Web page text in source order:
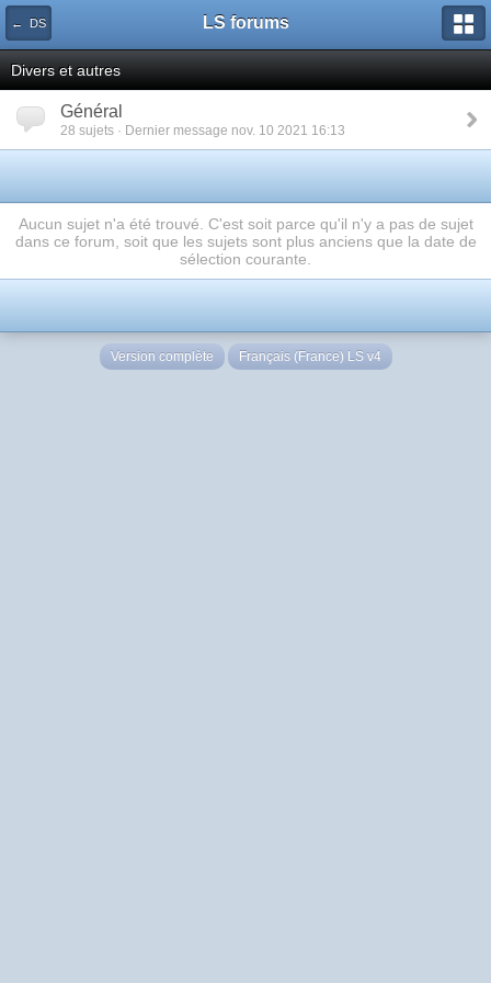
← DS LS forums
Divers et autres
Général
28 sujets · Dernier message nov. 10 2021 16:13
Aucun sujet n'a été trouvé. C'est soit parce qu'il n'y a pas de sujet
dans ce forum, soit que les sujets sont plus anciens que la date de
sélection courante.
Version complète Français (France) LS v4